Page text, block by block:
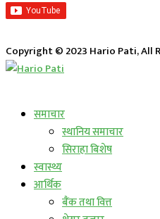
Copyright © 2023 Hario Pati, All
समाचार
स्थानिय समाचार
सिराहा बिशेष
स्वास्थ्य
आर्थिक
बैंक तथा वित्त